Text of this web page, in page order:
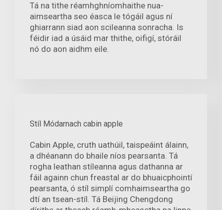
Tá na tithe réamhghníomhaithe nua-
aimseartha seo éasca le tógáil agus ní
ghiarrann siad aon scileanna sonracha. Is
féidir iad a úsáid mar thithe, oifigí, stóráil
nó do aon aidhm eile.
Stíl Módarnach cabin apple
Cabin Apple, cruth uathúil, taispeáint álainn,
a dhéanann do bhaile níos pearsanta. Tá
rogha leathan stíleanna agus dathanna ar
fáil againn chun freastal ar do bhuaicphointí
pearsanta, ó stíl simplí comhaimseartha go
dtí an tsean-stíl. Tá Beijing Chengdong